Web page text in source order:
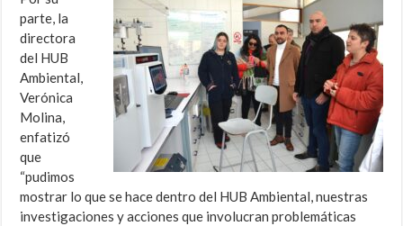
parte, la
directora
del HUB
Ambiental,
Verónica
Molina,
enfatizó
que
“pudimos
mostrar lo que se hace dentro del HUB Ambiental, nuestras
investigaciones y acciones que involucran problemáticas